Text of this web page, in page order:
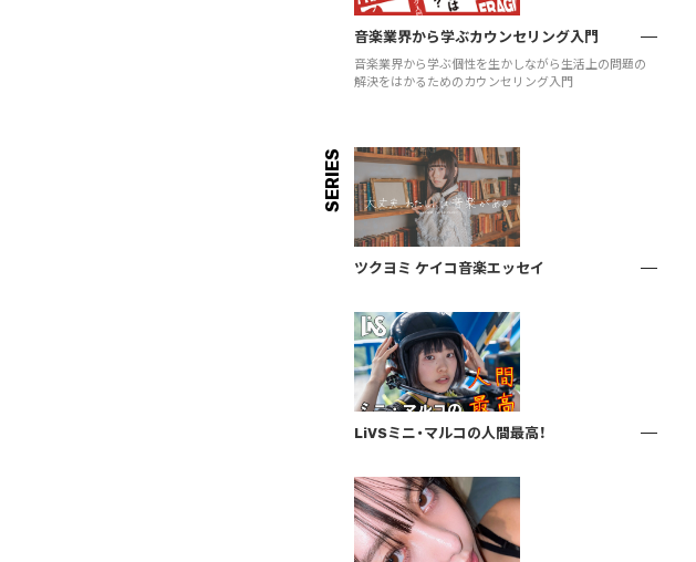
音楽業界から学ぶカウンセリング入門
音楽業界から学ぶ個性を生かしながら生活上の問題の
解決をはかるためのカウンセリング入門
SERIES
ツクヨミ ケイコ音楽エッセイ
LiVSミニ・マルコの人間最高！